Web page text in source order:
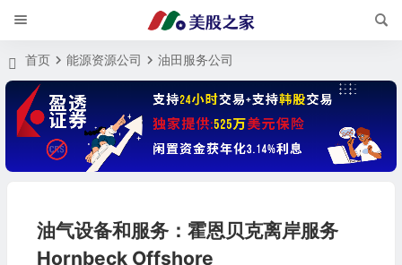
首页 能源资源公司 油田服务公司
油气设备和服务：霍恩贝克离岸服务
Hornbeck Offshore